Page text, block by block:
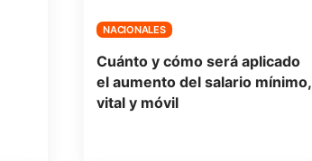
NACIONALES
Cuánto y cómo será aplicado
el aumento del salario mínimo,
vital y móvil